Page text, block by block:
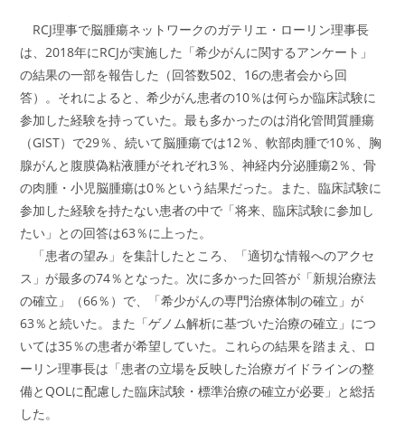
RCJ理事で脳腫瘍ネットワークのガテリエ・ローリン理事長
は、2018年にRCJが実施した「希少がんに関するアンケート」
の結果の一部を報告した（回答数502、16の患者会から回
答）。それによると、希少がん患者の10％は何らか臨床試験に
参加した経験を持っていた。最も多かったのは消化管間質腫瘍
（GIST）で29％、続いて脳腫瘍では12％、軟部肉腫で10％、胸
腺がんと腹膜偽粘液腫がそれぞれ3％、神経内分泌腫瘍2％、骨
の肉腫・小児脳腫瘍は0％という結果だった。また、臨床試験に
参加した経験を持たない患者の中で「将来、臨床試験に参加し
たい」との回答は63％に上った。
「患者の望み」を集計したところ、「適切な情報へのアクセ
ス」が最多の74％となった。次に多かった回答が「新規治療法
の確立」（66％）で、「希少がんの専門治療体制の確立」が
63％と続いた。また「ゲノム解析に基づいた治療の確立」につ
いては35％の患者が希望していた。これらの結果を踏まえ、ロ
ーリン理事長は「患者の立場を反映した治療ガイドラインの整
備とQOLに配慮した臨床試験・標準治療の確立が必要」と総括
した。